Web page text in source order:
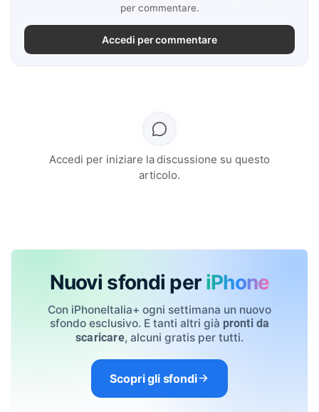
per commentare.
Accedi per commentare
Accedi per iniziare la discussione su questo
articolo.
Nuovi sfondi per iPhone
Con iPhoneItalia+ ogni settimana un nuovo
sfondo esclusivo. E tanti altri già pronti da
scaricare, alcuni gratis per tutti.
Scopri gli sfondi